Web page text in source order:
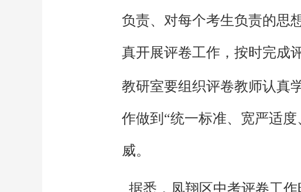
负责、对每个考生负责的思
真开展评卷工作，按时完成
教研室要组织评卷教师认真
作做到“统一标准、宽严适
威。
据悉，凤翔区中考评卷工作